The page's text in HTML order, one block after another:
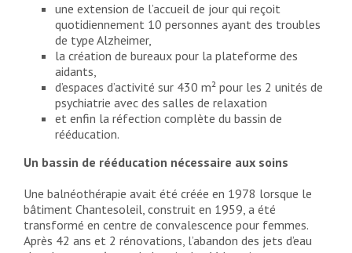
une extension de l’accueil de jour qui reçoit
quotidiennement 10 personnes ayant des troubles
de type Alzheimer,
la création de bureaux pour la plateforme des
aidants,
d’espaces d’activité sur 430 m² pour les 2 unités de
psychiatrie avec des salles de relaxation
et enfin la réfection complète du bassin de
rééducation.
Un bassin de rééducation nécessaire aux soins
Une balnéothérapie avait été créée en 1978 lorsque le
bâtiment Chantesoleil, construit en 1959, a été
transformé en centre de convalescence pour femmes.
Après 42 ans et 2 rénovations, l’abandon des jets d’eau